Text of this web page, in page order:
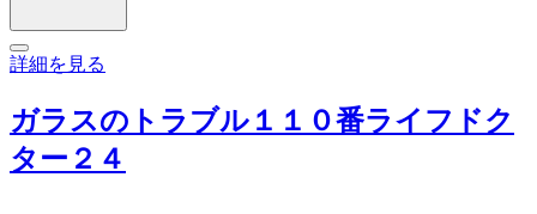
詳細を見る
ガラスのトラブル１１０番ライフドク
ター２４